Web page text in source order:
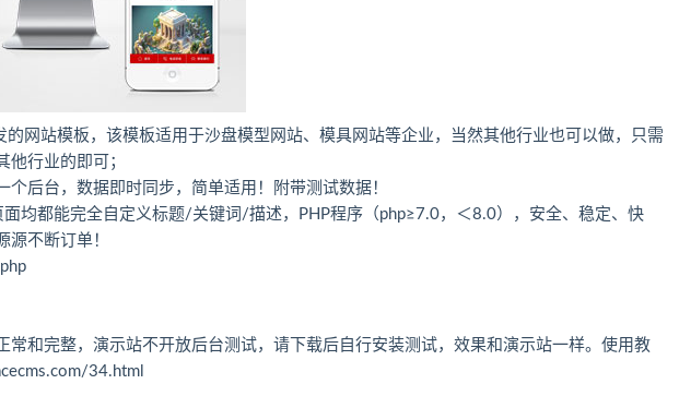
的网站模板，该模板适用于沙盘模型网站、模具网站等企业，当然其他行业也可以做，只需
他行业的即可；
个后台，数据即时同步，简单适用！附带测试数据！
面均都能完全自定义标题/关键词/描述，PHP程序（php≥7.0，＜8.0），安全、稳定、快
源不断订单！
常和完整，演示站不开放后台测试，请下载后自行安装测试，效果和演示站一样。使用教
34.html